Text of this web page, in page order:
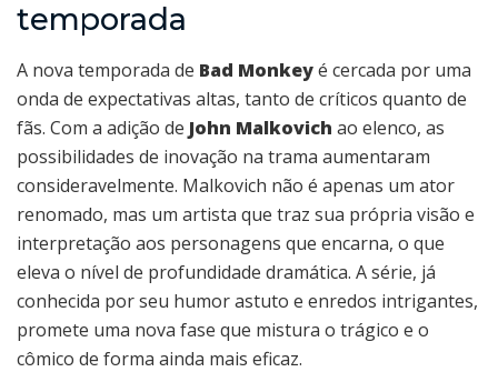
temporada
A nova temporada de Bad Monkeyé cercada por uma
onda de expectativas altas, tanto de críticos quanto de
fãs. Com a adição de John Malkovich ao elenco, as
possibilidades de inovação na trama aumentaram
consideravelmente. Malkovich não é apenas um ator
renomado, mas um artista que traz sua própria visão e
interpretação aos personagens que encarna, o que
eleva o nível de profundidade dramática. A série, já
conhecida por seu humor astuto e enredos intrigantes,
promete uma nova fase que mistura o trágico e o
cômico de forma ainda mais eficaz.